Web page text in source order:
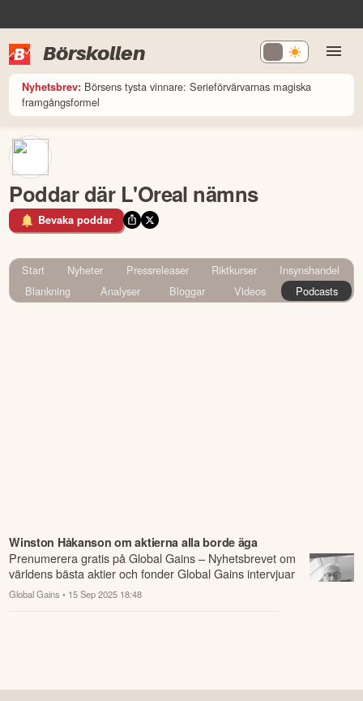
Börskollen
Nyhetsbrev: Börsens tysta vinnare: Serieförvärvarnas magiska
framgångsformel
Poddar där L'Oreal nämns
Bevaka poddar
Start Nyheter Pressreleaser Riktkurser
Insynshandel
Blankning
Analyser Bloggar Videos Podcasts
Winston Håkanson om aktierna alla borde äga
⁠⁠⁠⁠⁠⁠⁠Prenumerera gratis på Global Gains – Nyhetsbrevet om
världens bästa aktier och fonder⁠⁠ Global Gains intervjuar
börslegendaren Winsto...
Global Gains • 15 Sep 2025 18:48